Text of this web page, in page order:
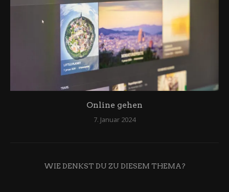
Online gehen
7. Januar 2024
WIE DENKST DU ZU DIESEM THEMA?